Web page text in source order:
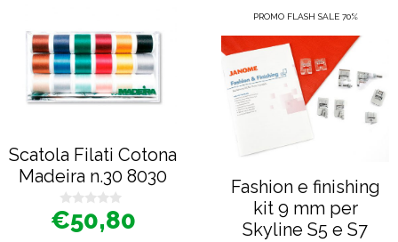
Scatola Filati Cotona
Madeira n.30 8030
0
s
€50,80
PROMO FLASH SALE 70%
Fashion e finishing
kit 9 mm per
Skyline S5 e S7